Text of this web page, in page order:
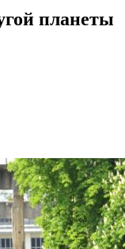
планеты